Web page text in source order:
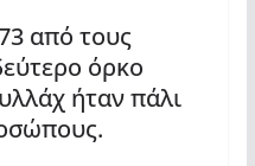
από τους
όρκο
ήταν πάλι